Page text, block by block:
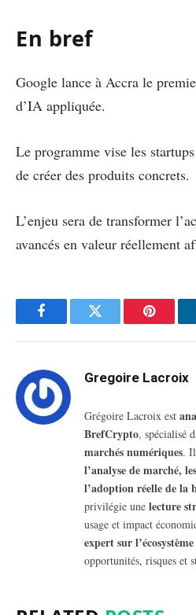
En bref
Google lance à Accra le
d’IA appliquée.
Le programme vise les
de créer des produits concrets.
L’enjeu sera de transformer
avancés en valeur réellement
FacebookTwitter
Gregoire Lacroix
Grégoire Lacroix est
BrefCrypto, spécialisé
marchés numériques.
l’analyse de marché,
l’adoption réelle de la
privilégie une lecture
usage et impact
expert sur
opportunités, risques et